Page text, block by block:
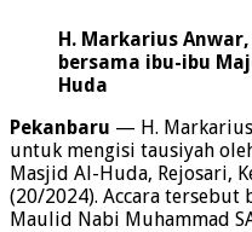
H. Markarius
bersama ibu-ibu
Huda
Pekanbaru — H. Markarius
untuk mengisi tausiyah
Masjid Al-Huda, Rejosari,
(20/2024). Accara tersebut
Maulid Nabi Muhammad